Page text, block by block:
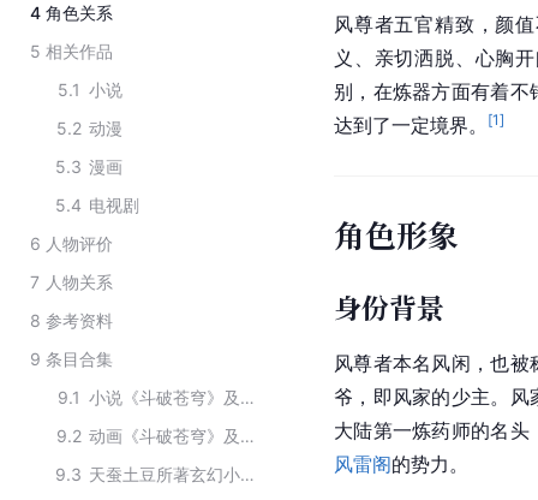
4 角色关系
5 相关作品
5.1 小说
5.2 动漫
5.3 漫画
5.4 电视剧
6 人物评价
7 人物关系
8 参考资料
9 条目合集
9.1
小说《斗破苍穹》及其衍生作品中的角色
9.2
动画《斗破苍穹》及其衍生作品中的人物
9.3
天蚕土豆所著玄幻小说《斗破苍穹》及其衍生作品中的角色
风尊者五官精致，颜
义、亲切洒脱、心胸
别，在炼器方面有着
达到了一定境界。
[1]
角色形象
身份背景
风尊者本名风闲，也
爷，即风家的少主。
大陆第一炼药师的名
风雷阁的势力。